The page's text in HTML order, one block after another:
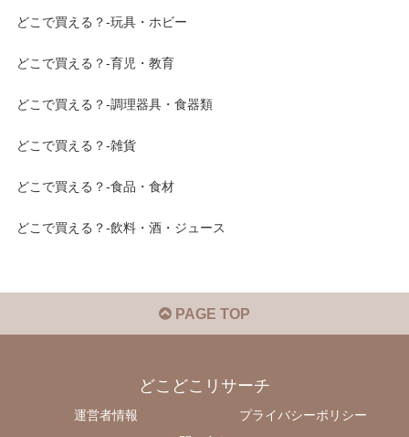
どこで買える？-玩具・ホビー
どこで買える？-育児・教育
どこで買える？-調理器具・食器類
どこで買える？-雑貨
どこで買える？-食品・食材
どこで買える？-飲料・酒・ジュース
PAGE TOP
どこどこリサーチ
運営者情報
プライバシーポリシー